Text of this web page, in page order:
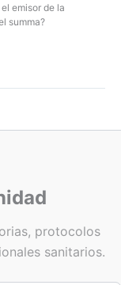
emisor de la
summa?
protocolos
sanitarios.